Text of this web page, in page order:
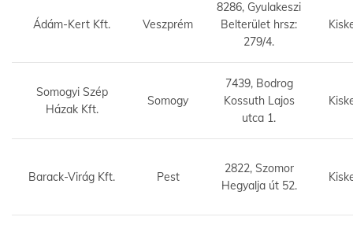
Ádám-Kert Kft. Veszprém
8286, Gyulakeszi
Belterület hrsz:
279/4.
Somogyi Szép
Házak Kft.
Somogy
7439, Bodrog
Kossuth Lajos
utca 1.
Barack-Virág Kft. Pest
2822, Szomor
Hegyalja út 52.